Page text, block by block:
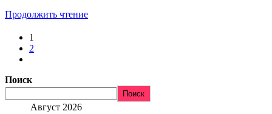
Продолжить чтение
1
2
Поиск
Поиск
Август 2026